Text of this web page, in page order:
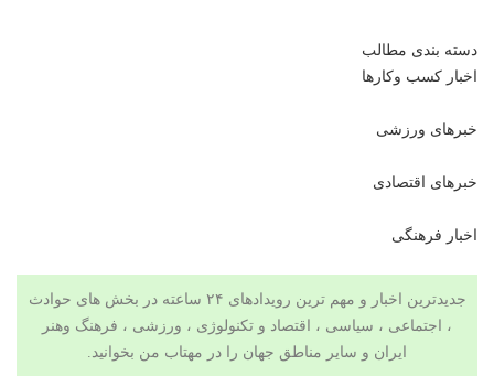
دسته بندی مطالب
اخبار کسب وکارها
خبرهای ورزشی
خبرهای اقتصادی
اخبار فرهنگی
جدیدترین اخبار و مهم ترین رویدادهای ۲۴ ساعته در بخش های حوادث
، اجتماعی ، سیاسی ، اقتصاد و تکنولوژی ، ورزشی ، فرهنگ وهنر
ایران و سایر مناطق جهان را در مهتاب من بخوانید.